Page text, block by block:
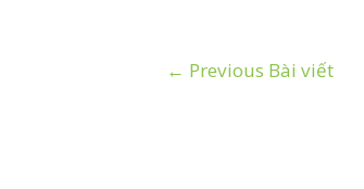
← Previous Bài viết